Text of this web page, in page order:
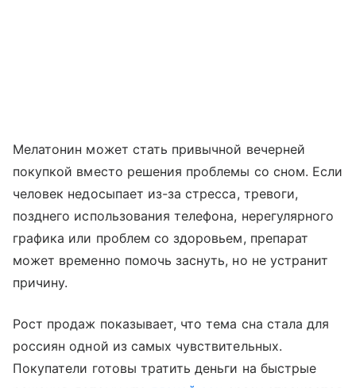
Мелатонин может стать привычной вечерней
покупкой вместо решения проблемы со сном. Если
человек недосыпает из-за стресса, тревоги,
позднего использования телефона, нерегулярного
графика или проблем со здоровьем, препарат
может временно помочь заснуть, но не устранит
причину.
Рост продаж показывает, что тема сна стала для
россиян одной из самых чувствительных.
Покупатели готовы тратить деньги на быстрые